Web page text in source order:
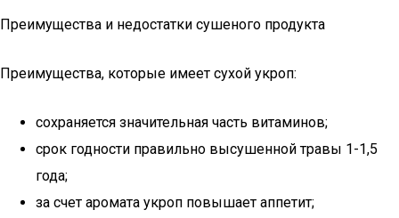
Преимущества и недостатки сушеного продукта
Преимущества, которые имеет сухой укроп:
сохраняется значительная часть витаминов;
срок годности правильно высушенной травы 1-1,5
года;
за счет аромата укроп повышает аппетит;